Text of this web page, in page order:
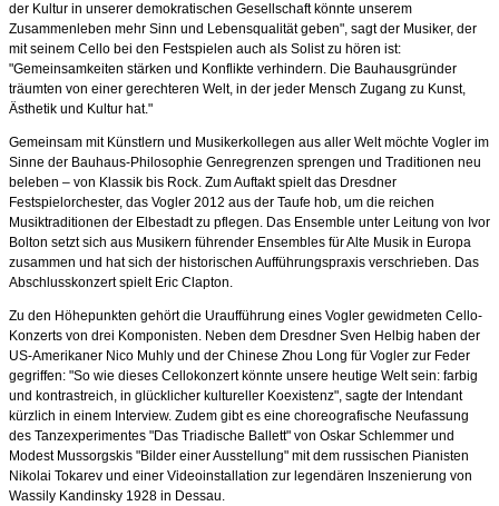
der Kultur in unserer demokratischen Gesellschaft könnte unserem
Zusammenleben mehr Sinn und Lebensqualität geben", sagt der Musiker, der
mit seinem Cello bei den Festspielen auch als Solist zu hören ist:
"Gemeinsamkeiten stärken und Konflikte verhindern. Die Bauhausgründer
träumten von einer gerechteren Welt, in der jeder Mensch Zugang zu Kunst,
Ästhetik und Kultur hat."
Gemeinsam mit Künstlern und Musikerkollegen aus aller Welt möchte Vogler im
Sinne der Bauhaus-Philosophie Genregrenzen sprengen und Traditionen neu
beleben – von Klassik bis Rock. Zum Auftakt spielt das Dresdner
Festspielorchester, das Vogler 2012 aus der Taufe hob, um die reichen
Musiktraditionen der Elbestadt zu pflegen. Das Ensemble unter Leitung von Ivor
Bolton setzt sich aus Musikern führender Ensembles für Alte Musik in Europa
zusammen und hat sich der historischen Aufführungspraxis verschrieben. Das
Abschlusskonzert spielt Eric Clapton.
Zu den Höhepunkten gehört die Uraufführung eines Vogler gewidmeten Cello-
Konzerts von drei Komponisten. Neben dem Dresdner Sven Helbig haben der
US-Amerikaner Nico Muhly und der Chinese Zhou Long für Vogler zur Feder
gegriffen: "So wie dieses Cellokonzert könnte unsere heutige Welt sein: farbig
und kontrastreich, in glücklicher kultureller Koexistenz", sagte der Intendant
kürzlich in einem Interview. Zudem gibt es eine choreografische Neufassung
des Tanzexperimentes "Das Triadische Ballett" von Oskar Schlemmer und
Modest Mussorgskis "Bilder einer Ausstellung" mit dem russischen Pianisten
Nikolai Tokarev und einer Videoinstallation zur legendären Inszenierung von
Wassily Kandinsky 1928 in Dessau.